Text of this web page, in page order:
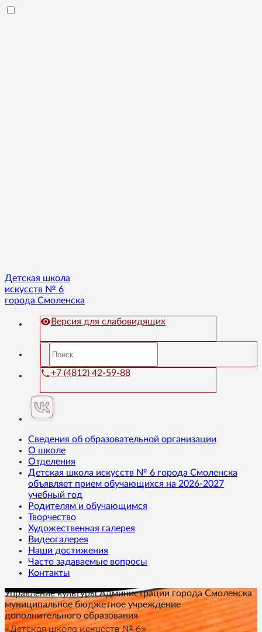
Детская школа
искусств № 6
города Смоленска
Версия для слабовидящих
+7 (4812) 42-59-88
Сведения об образовательной организации
О школе
Отделения
Детская школа искусств № 6 города Смоленска
объявляет прием обучающихся на 2026-2027
учебный год
Родителям и обучающимся
Творчество
Художественная галерея
Видеогалерея
Наши достижения
Часто задаваемые вопросы
Контакты
Управление культуры Администрации города Смоленска
муниципальное бюджетное учреждение
дополнительного образования
«Детская школа искусств № 6»